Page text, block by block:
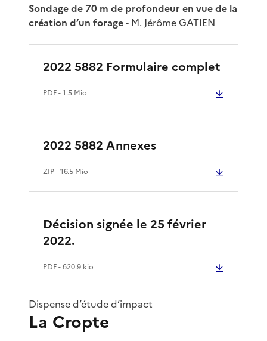
Sondage de 70 m de profondeur en vue de la
création d’un forage- M. Jérôme GATIEN
2022 5882 Formulaire complet
PDF- 1.5 Mio
2022 5882 Annexes
ZIP- 16.5 Mio
Décision signée le 25 février
2022.
PDF- 620.9 kio
Dispense d’étude d’impact
La Cropte